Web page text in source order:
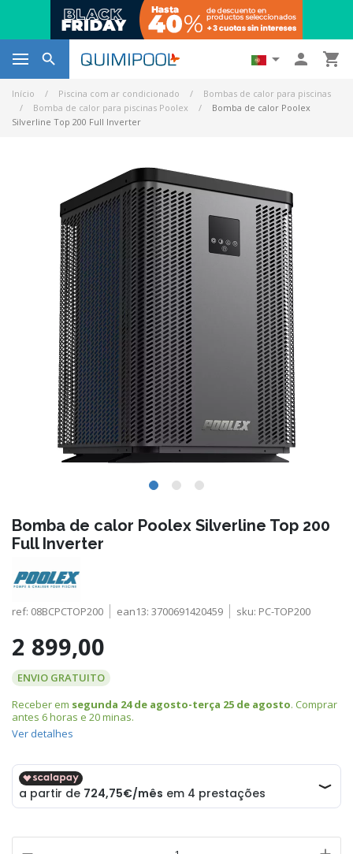
   
Início Piscina com ar condicionado
Bombas de calor para piscinas
Bomba de calor para piscinas Poolex
Bomba de calor Poolex
Silverline Top 200 Full Inverter
Bomba de calor Poolex Silverline Top 200
Full Inverter
ref: 08BCPCTOP200 ean13: 3700691420459 sku: PC-TOP200
2 899,00
ENVIO GRATUITO
Receber em segunda 24 de agosto-terça 25 de agosto. Comprar
antes 6 horas e 20 minas.
Ver detalhes